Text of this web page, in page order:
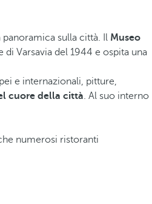
sulla città. Il Museo
Varsavia del 1944 e ospita una
e internazionali, pitture,
cuore della città. Al suo interno
numerosi ristoranti